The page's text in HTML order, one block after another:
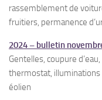
rassemblement de
fruitiers, permanence
2024 – bulletin
Gentelles, coupure
thermostat, illuminations
éolien